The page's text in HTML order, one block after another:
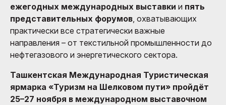
ежегодных международных выставки и пять
представительных форумов , охватывающих
практически все стратегически важные
направления – от текстильной промышленности до
нефтегазового и энергетического сектора.
Ташкентская Международная Туристическая
ярмарка «Туризм на Шелковом пути» пройдёт
25–27 ноября в международном выставочном